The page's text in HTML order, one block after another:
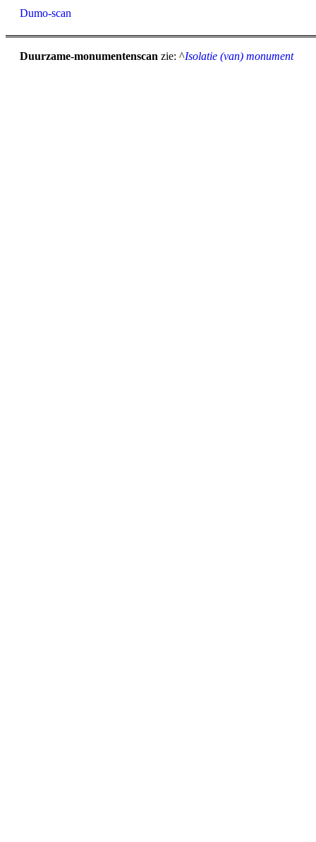
Dumo-scan
Duurzame-monumentenscan zie: ^Isolatie (van) monument